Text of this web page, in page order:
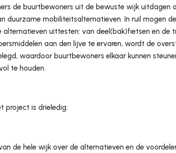
de buurtbewoners uit de bewuste wijk uitdagen
duurzame mobiliteitsalternatieven. In ruil mogen
alternatieven uittesten: van deel(bak)fietsen en de
aan den lijve te ervaren, wordt de
waardoor buurtbewoners elkaar kunnen
te houden.
project is drieledig:
de hele wijk over de alternatieven en de